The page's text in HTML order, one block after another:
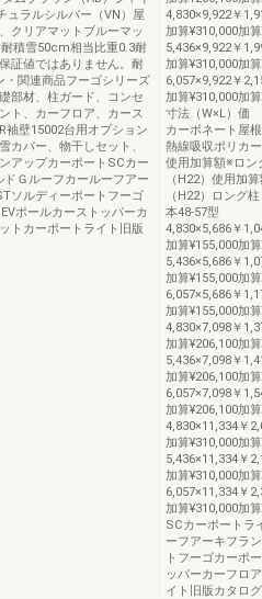
ュラルシルバー（VN）屋
クリアマットブルーマッ
積雪50cm相当比重0.3耐
証値ではありません。耐
関連商品フーゴシリーズ
部材、柱ガード、コンセ
ト、カーフロア、カース
袖壁15002台用オプション
カバー、物干しセット、
アップカーポートSCカー
Ｇルーフカールーフアー
ソルディーポートフーゴ
ポールカーストッパーカ
トカーポートライト旧版
4,830×9,922￥
加算¥310,000加
5,436×9,922￥
加算¥310,000加
6,057×9,922￥
加算¥310,000加
寸法（W×L）価
カーボネート屋
熱線吸収ポリカ
使用加算額※ロン
（H22）使用加
（H22）ロング
本48-57型
4,830×5,686￥
加算¥155,000加
5,436×5,686￥
加算¥155,000加
6,057×5,686￥
加算¥155,000加
4,830×7,098￥
加算¥206,100加
5,436×7,098￥
加算¥206,100加
6,057×7,098￥
加算¥206,100加
4,830×11,334￥
加算¥310,000加
5,436×11,334￥
加算¥310,000加
6,057×11,334￥
加算¥310,000加
SCカーポートラ
ーフアーキフラ
トフーゴカーポ
ッパーカーフロ
イト旧版カタログ